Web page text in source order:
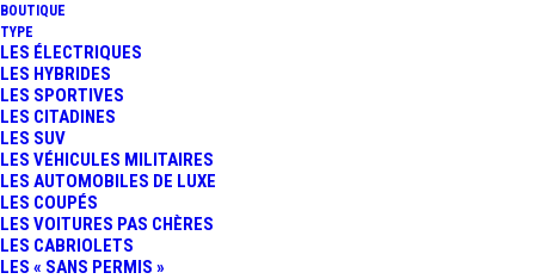
BOUTIQUE
TYPE
LES ÉLECTRIQUES
LES HYBRIDES
LES SPORTIVES
LES CITADINES
LES SUV
LES VÉHICULES MILITAIRES
LES AUTOMOBILES DE LUXE
LES COUPÉS
LES VOITURES PAS CHÈRES
LES CABRIOLETS
LES « SANS PERMIS »